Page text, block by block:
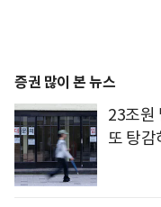
증권 많이 본 뉴스
23조원
또 탕감